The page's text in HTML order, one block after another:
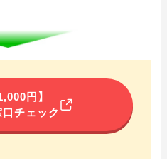
円】
チェック